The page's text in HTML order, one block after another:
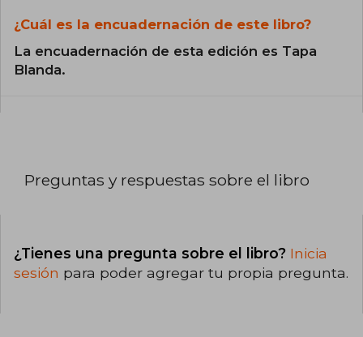
¿Cuál es la encuadernación de este libro?
La encuadernación de esta edición es Tapa
Blanda.
Preguntas y respuestas sobre el libro
¿Tienes una pregunta sobre el libro? Inicia
sesión para poder agregar tu propia pregunta.